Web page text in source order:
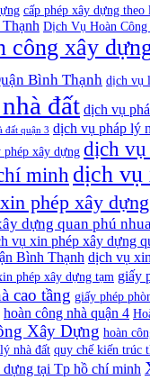
cấp phép xây dựng theo
Dịch Vụ Hoàn Công
công xây
Bình Thạnh dịch vụ
đất dịch vụ
đất quận 3 dịch vụ pháp lý
xây dựng dịch
minh dịch vụ
phép xây
dựng quan phú
vụ xin phép xây dựng
Bình Thạnh dịch vụ
phép xây dựng tạm giấy
cao tầng giấy phép
hoàn công nhà quận 4
Xây Dựng hoàn
nhà đất quy chế kiến trúc
tại Tp hồ chí minh